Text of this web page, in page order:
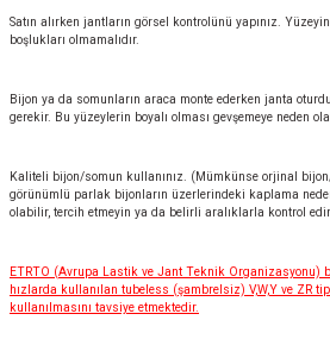
Satın alırken jantların görsel kontrolünü yapınız.
boşlukları olmamalıdır.
Bijon ya da somunların araca monte ederken janta
gerekir. Bu yüzeylerin boyalı olması gevşemeye neden
Kaliteli bijon/somun kullanınız. (Mümkünse orjinal
görünümlü parlak bijonların üzerlerindeki kaplama
olabilir, tercih etmeyin ya da belirli aralıklarla kontrol
ETRTO (Avrupa Lastik ve Jant Teknik Organizasyonu)
hızlarda kullanılan tubeless (şambrelsiz) V,W,Y ve ZR
kullanılmasını tavsiye etmektedir.